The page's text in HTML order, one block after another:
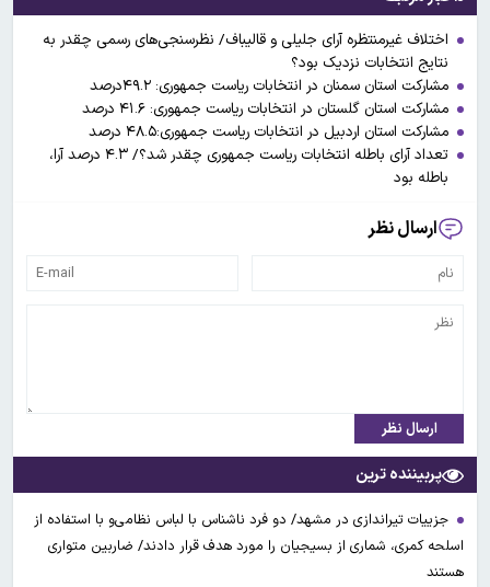
اختلاف غیرمنتظره آرای جلیلی و قالیباف/ نظرسنجی‌های رسمی چقدر به
نتایج انتخابات نزدیک بود؟
مشارکت استان سمنان در انتخابات ریاست جمهوری: ۴۹.۲درصد
مشارکت استان گلستان در انتخابات ریاست جمهوری: ۴۱.۶ درصد
مشارکت استان اردبیل در انتخابات ریاست جمهوری:۴۸.۵ درصد
تعداد آرای باطله انتخابات ریاست جمهوری چقدر شد؟/ ۴.۳ درصد آرا،
باطله بود
ارسال نظر
ارسال نظر
پربیننده ترین
جزییات تیراندازی در مشهد/ دو فرد ناشناس با لباس نظامی‌و با استفاده از
اسلحه کمری، شماری از بسیجیان را مورد هدف قرار دادند/ ضاربین متواری
هستند